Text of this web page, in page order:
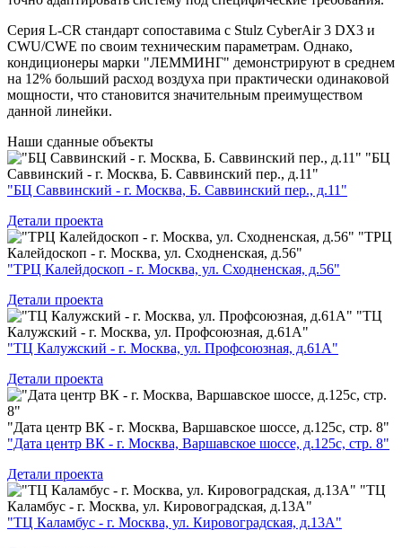
Серия L-CR стандарт сопоставима с Stulz CyberAir 3 DX3 и
CWU/CWE по своим техническим параметрам. Однако,
кондиционеры марки "ЛЕММИНГ" демонстрируют в среднем
на 12% больший расход воздуха при практически одинаковой
мощности, что становится значительным преимуществом
данной линейки.
Наши сданные объекты
"БЦ
Саввинский - г. Москва, Б. Саввинский пер., д.11"
"БЦ Саввинский - г. Москва, Б. Саввинский пер., д.11"
Детали проекта
"ТРЦ
Калейдоскоп - г. Москва, ул. Сходненская, д.56"
"ТРЦ Калейдоскоп - г. Москва, ул. Сходненская, д.56"
Детали проекта
"ТЦ
Калужский - г. Москва, ул. Профсоюзная, д.61А"
"ТЦ Калужский - г. Москва, ул. Профсоюзная, д.61А"
Детали проекта
"Дата центр ВК - г. Москва, Варшавское шоссе, д.125с, стр. 8"
"Дата центр ВК - г. Москва, Варшавское шоссе, д.125с, стр. 8"
Детали проекта
"ТЦ
Каламбус - г. Москва, ул. Кировоградская, д.13А"
"ТЦ Каламбус - г. Москва, ул. Кировоградская, д.13А"